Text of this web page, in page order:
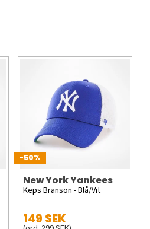
-50%
New York Yankees
Keps Branson - Blå/Vit
149 SEK